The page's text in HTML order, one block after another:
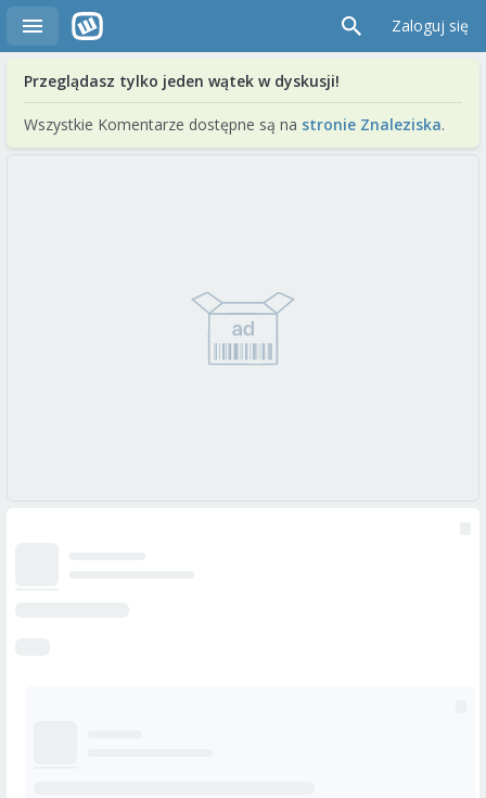
Zaloguj się
Przeglądasz tylko jeden wątek w dyskusji!
Wszystkie Komentarze dostępne są na stronie Znaleziska.